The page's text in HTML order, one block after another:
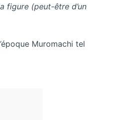
figure (peut-être d’un
Muromachi tel